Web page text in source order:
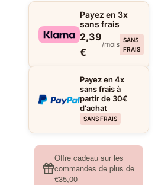
Payez en 3x
sans frais
2,39
€
/mois
SANS
FRAIS
Payez en 4x
sans frais à
partir de 30€
d'achat
SANS FRAIS
Offre cadeau sur les
commandes de plus de
€35,00